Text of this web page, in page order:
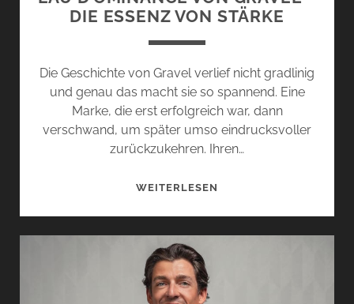
DIE ESSENZ VON STÄRKE
Die Geschichte von Gravel verlief nicht gradlinig
und genau das macht sie so spannend. Eine
Marke, die erst erfolgreich war, dann
verschwand, um später umso eindrucksvoller
zurückzukehren. Ihren…
WEITERLESEN